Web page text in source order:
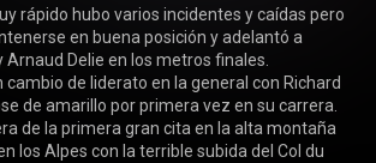
rápido hubo varios incidentes y caídas pero
en buena posición y adelantó a
Arnaud Delie en los metros finales.
de liderato en la general con Richard
de amarillo por primera vez en su carrera.
de la primera gran cita en la alta montaña
los Alpes con la terrible subida del Col du